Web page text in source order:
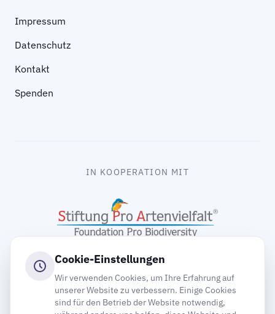
Impressum
Datenschutz
Kontakt
Spenden
IN KOOPERATION MIT
Cookie-Einstellungen
Wir verwenden Cookies, um Ihre Erfahrung auf
unserer Website zu verbessern. Einige Cookies
sind für den Betrieb der Website notwendig,